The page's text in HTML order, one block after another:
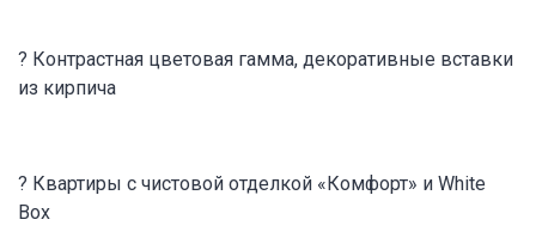
? Контрастная цветовая гамма, декоративные вставки
из кирпича
? Квартиры с чистовой отделкой «Комфорт» и White
Box